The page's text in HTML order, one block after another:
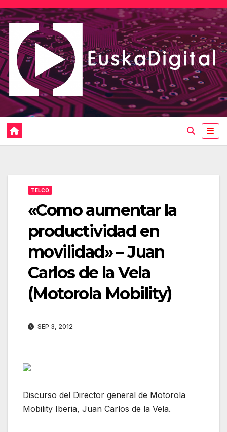
Saltar
al
contenido
TELCO
«Como aumentar la
productividad en
movilidad» – Juan
Carlos de la Vela
(Motorola Mobility)
SEP 3, 2012
Discurso del Director general de Motorola
Mobility Iberia, Juan Carlos de la Vela.